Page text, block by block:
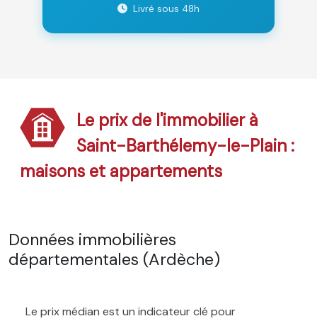
Livré sous 48h
Le prix de l'immobilier à
Saint-Barthélemy-le-Plain :
maisons et appartements
Données immobilières
départementales (Ardèche)
Le prix médian est un indicateur clé pour